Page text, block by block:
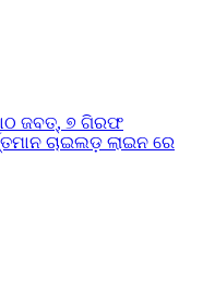
ଜବତ୍, ୭ ଗିରଫ
ଚାଇଲଡ଼ ଲାଇନ ରେ